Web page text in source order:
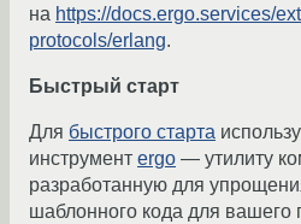
на https://docs.ergo.services/
protocols/erlang.
Быстрый старт
Для быстрого старта
инструмент ergo — утилиту
разработанную для
шаблонного кода для вашего